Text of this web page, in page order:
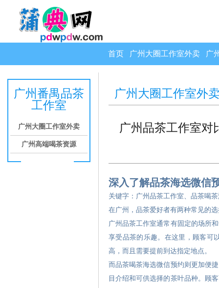
首页 广州大圈工作室外卖 广
广州番禺品茶
工作室
广州大圈工作室外卖
广州高端喝茶资源
广州大圈工作室外
广州品茶工作室对
深入了解品茶海选微信
关键字：广州品茶工作室、品茶喝
在广州，品茶爱好者有两种常见的
广州品茶工作室通常有固定的场所
享受品茶的乐趣。在这里，顾客可
高，而且需要提前到达指定地点。
而品茶喝茶海选微信预约则更加便
目介绍和可供选择的茶叶品种。顾